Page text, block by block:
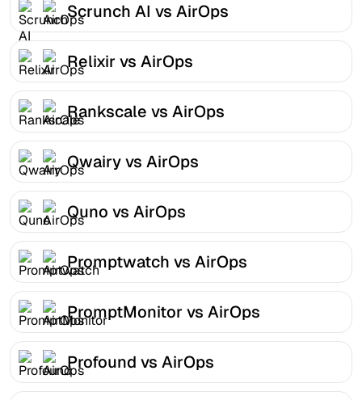
Scrunch AI vs AirOps
Relixir vs AirOps
Rankscale vs AirOps
Qwairy vs AirOps
Quno vs AirOps
Promptwatch vs AirOps
PromptMonitor vs AirOps
Profound vs AirOps